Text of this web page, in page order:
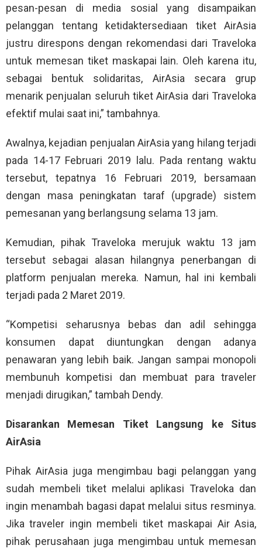
pesan-pesan di media sosial yang disampaikan
pelanggan tentang ketidaktersediaan tiket AirAsia
justru direspons dengan rekomendasi dari Traveloka
untuk memesan tiket maskapai lain. Oleh karena itu,
sebagai bentuk solidaritas, AirAsia secara grup
menarik penjualan seluruh tiket AirAsia dari Traveloka
efektif mulai saat ini,” tambahnya.
Awalnya, kejadian penjualan AirAsia yang hilang terjadi
pada 14-17 Februari 2019 lalu. Pada rentang waktu
tersebut, tepatnya 16 Februari 2019, bersamaan
dengan masa peningkatan taraf (upgrade) sistem
pemesanan yang berlangsung selama 13 jam.
Kemudian, pihak Traveloka merujuk waktu 13 jam
tersebut sebagai alasan hilangnya penerbangan di
platform penjualan mereka. Namun, hal ini kembali
terjadi pada 2 Maret 2019.
“Kompetisi seharusnya bebas dan adil sehingga
konsumen dapat diuntungkan dengan adanya
penawaran yang lebih baik. Jangan sampai monopoli
membunuh kompetisi dan membuat para traveler
menjadi dirugikan,” tambah Dendy.
Disarankan Memesan Tiket Langsung ke Situs
AirAsia
Pihak AirAsia juga mengimbau bagi pelanggan yang
sudah membeli tiket melalui aplikasi Traveloka dan
ingin menambah bagasi dapat melalui situs resminya.
Jika traveler ingin membeli tiket maskapai Air Asia,
pihak perusahaan juga mengimbau untuk memesan